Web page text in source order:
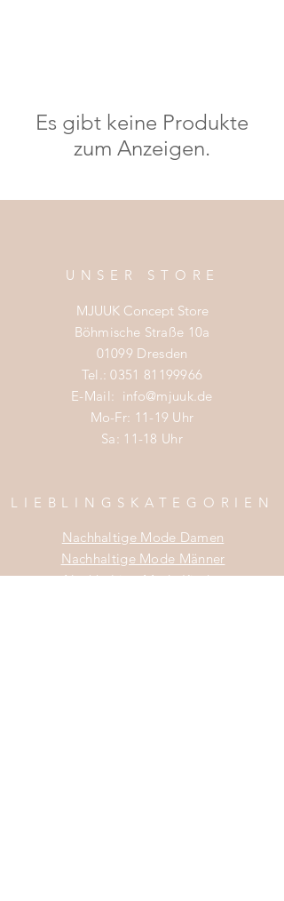
Es gibt keine Produkte
zum Anzeigen.
UNSER STORE
MJUUK Concept Store
Böhmische Straße 10a
01099 Dresden
Tel.:0351 81199966
E-Mail: info@mjuuk.de
Mo-Fr: 11-19 Uhr
Sa: 11-18 Uhr
LIEBLINGSKATEGORIEN
Nachhaltige Mode Damen
Nachhaltige Mode Männer
Nachhaltige Mode Kinder